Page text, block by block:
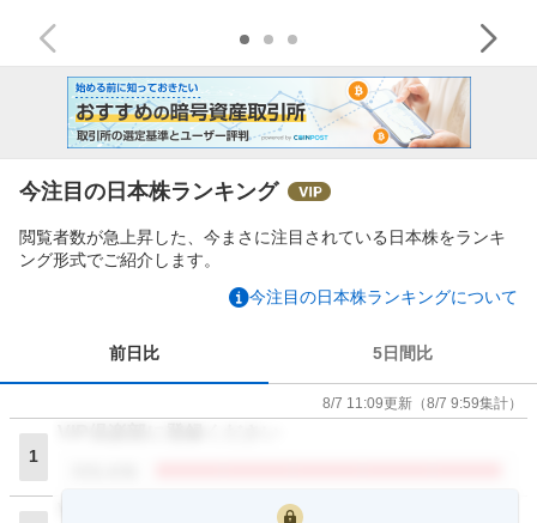
今注目の日本株ランキング
閲覧者数が急上昇した、今まさに注目されている日本株をランキ
ング形式でご紹介します。
今注目の日本株ランキングについて
前日比 5日間比
8/7 11:09更新 （8/7 9:59集計）
1
VIP倶楽部に登録ください